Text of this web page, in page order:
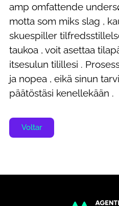
amp omfattende
motta som miks slag ,
skuespiller
taukoa , voit asettaa
itsesulun tilillesi .
ja nopea , eikä sinun
päätöstäsi kenellekään .
Voltar